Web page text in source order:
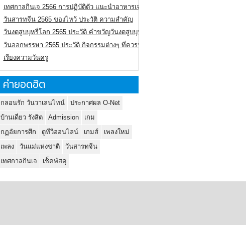
เทศกาลกินเจ 2566 การปฏิบัติตัว แนะนำอาหารเจ
วันสารทจีน 2565 ของไหว้ ประวัติ ความสำคัญ
วันงดสูบบุหรี่โลก 2565 ประวัติ คำขวัญวันงดสูบบุหรี่โลก
วันออกพรรษา 2565 ประวัติ กิจกรรมต่างๆ ที่ควรปฏิบัติ
เรียงความวันครู
คำยอดฮิต
กลอนรัก วันวาเลนไทน์
ประกาศผล O-Net
บ้านเดี่ยว รังสิต
Admission
เกม
กฏอัยการศึก
ดูทีวีออนไลน์ เกมส์
เพลงใหม่
เพลง
วันแม่แห่งชาติ
วันสารทจีน
เทศกาลกินเจ
เช็คพัสดุ